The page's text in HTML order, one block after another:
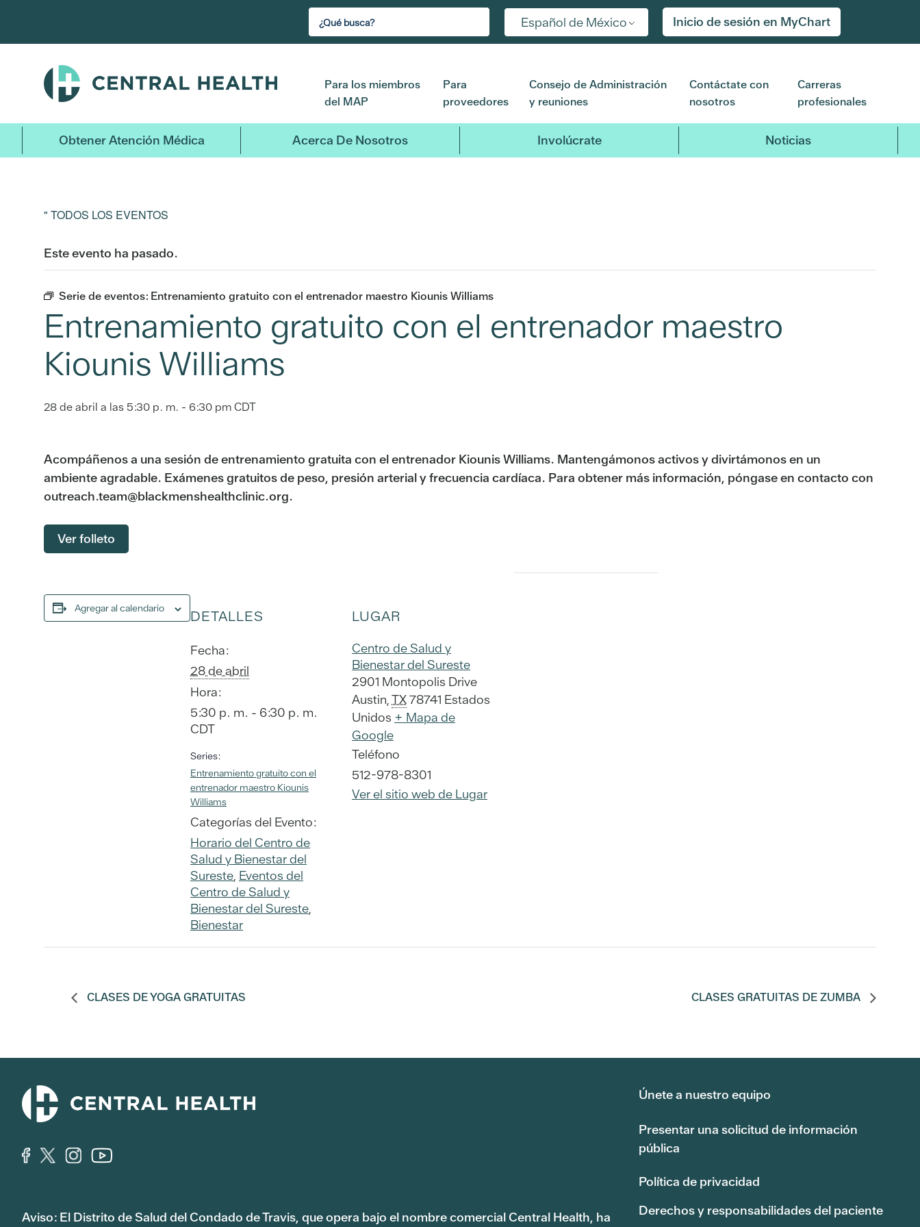
contenido
Español de México Inicio de sesión en MyChart
Para los miembros
del MAP
Para
proveedores
Consejo de Administración
y reuniones
Contáctate con
nosotros
Carreras
profesionales
Obtener Atención Médica Acerca De Nosotros Involúcrate Noticias
" TODOS LOS EVENTOS
Este evento ha pasado.
Serie de eventos: Entrenamiento gratuito con el entrenador maestro Kiounis Williams
Entrenamiento gratuito con el entrenador maestro
Kiounis Williams
28 de abril a las 5:30 p. m. - 6:30 pmCDT
Acompáñenos a una sesión de entrenamiento gratuita con el entrenador Kiounis Williams. Mantengámonos activos y divirtámonos en un
ambiente agradable. Exámenes gratuitos de peso, presión arterial y frecuencia cardíaca. Para obtener más información, póngase en contacto con
outreach.team@blackmenshealthclinic.org.
Ver folleto
Agregar al calendario DETALLES
Fecha:
28 de abril
Hora:
5:30 p. m. - 6:30 p. m.
CDT
Series:
Entrenamiento gratuito con el
entrenador maestro Kiounis
Williams
Categorías del Evento:
Horario del Centro de
Salud y Bienestar del
Sureste Eventos del
Centro de Salud y
Bienestar del Sureste
Bienestar
LUGAR
Centro de Salud y
Bienestar del Sureste
2901 Montopolis Drive
Austin TX78741 Estados
Unidos + Mapa de
Google
Teléfono
512-978-8301
Ver el sitio web de Lugar
CLASES DE YOGA GRATUITAS CLASES GRATUITAS DE ZUMBA
Aviso: El Distrito de Salud del Condado de Travis, que opera bajo el nombre comercial Central Health, ha
Únete a nuestro equipo
Presentar una solicitud de información
pública
Política de privacidad
Derechos y responsabilidades del paciente